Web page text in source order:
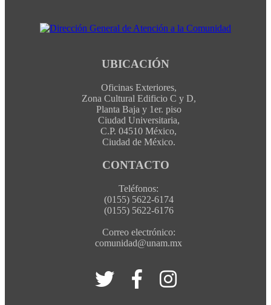
UBICACIÓN
Oficinas Exteriores,
Zona Cultural Edificio C y D,
Planta Baja y 1er. piso
Ciudad Universitaria,
C.P. 04510 México,
Ciudad de México.
CONTACTO
Teléfonos:
(0155) 5622-6174
(0155) 5622-6176
Correo electrónico:
comunidad@unam.mx